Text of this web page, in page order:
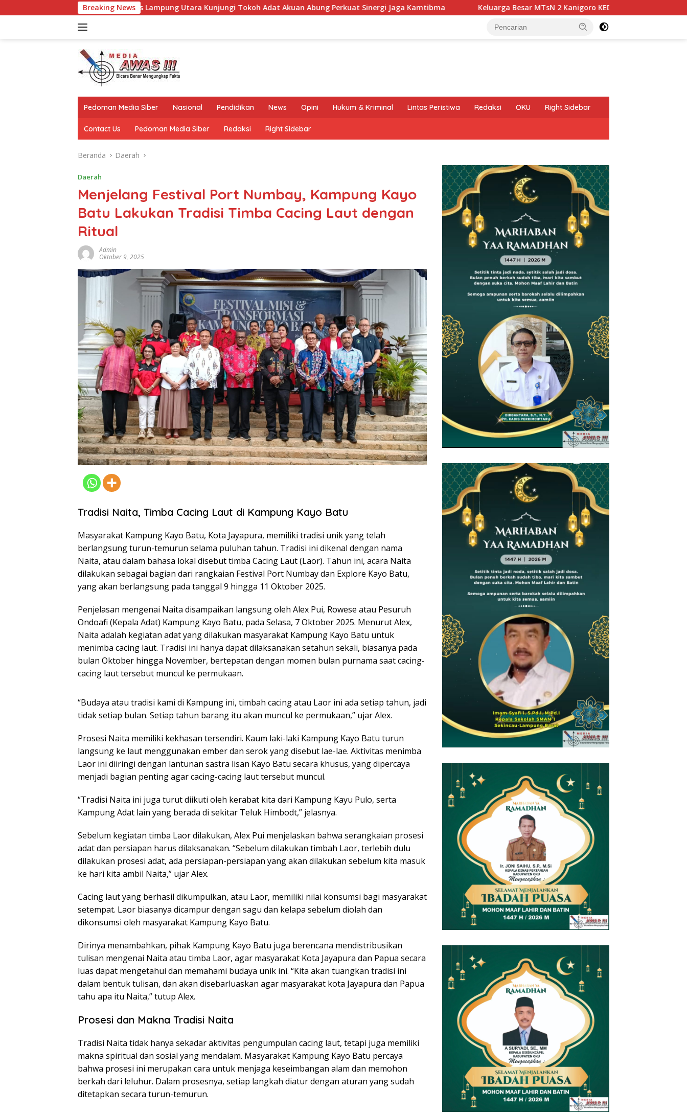
ke
Breaking News
Kapolres Lampung Utara Kunjungi Tokoh Adat Akuan Abung Perkuat Sinergi Jaga Kamtibma Keluarga Besar MTsN 2 Kanigoro KEDIRI Mengucapkan Selamat Memperingati
Pedoman Media Siber Nasional Pendidikan News Opini Hukum & Kriminal Lintas Peristiwa Redaksi OKU Right Sidebar
Contact Us Pedoman Media Siber Redaksi Right Sidebar
Beranda Daerah
Daerah
Menjelang Festival Port Numbay, Kampung Kayo
Batu Lakukan Tradisi Timba Cacing Laut dengan
Ritual
Admin
Oktober 9, 2025
Tradisi Naita, Timba Cacing Laut di Kampung Kayo Batu
Masyarakat Kampung Kayo Batu, Kota Jayapura, memiliki tradisi unik yang telah
berlangsung turun-temurun selama puluhan tahun. Tradisi ini dikenal dengan nama
Naita, atau dalam bahasa lokal disebut timba Cacing Laut (Laor). Tahun ini, acara Naita
dilakukan sebagai bagian dari rangkaian Festival Port Numbay dan Explore Kayo Batu,
yang akan berlangsung pada tanggal 9 hingga 11 Oktober 2025.
Penjelasan mengenai Naita disampaikan langsung oleh Alex Pui, Rowese atau Pesuruh
Ondoafi (Kepala Adat) Kampung Kayo Batu, pada Selasa, 7 Oktober 2025. Menurut Alex,
Naita adalah kegiatan adat yang dilakukan masyarakat Kampung Kayo Batu untuk
menimba cacing laut. Tradisi ini hanya dapat dilaksanakan setahun sekali, biasanya pada
bulan Oktober hingga November, bertepatan dengan momen bulan purnama saat cacing-
cacing laut tersebut muncul ke permukaan.
“Budaya atau tradisi kami di Kampung ini, timbah cacing atau Laor ini ada setiap tahun, jadi
tidak setiap bulan. Setiap tahun barang itu akan muncul ke permukaan,” ujar Alex.
Prosesi Naita memiliki kekhasan tersendiri. Kaum laki-laki Kampung Kayo Batu turun
langsung ke laut menggunakan ember dan serok yang disebut lae-lae. Aktivitas menimba
Laor ini diiringi dengan lantunan sastra lisan Kayo Batu secara khusus, yang dipercaya
menjadi bagian penting agar cacing-cacing laut tersebut muncul.
“Tradisi Naita ini juga turut diikuti oleh kerabat kita dari Kampung Kayu Pulo, serta
Kampung Adat lain yang berada di sekitar Teluk Himbodt,” jelasnya.
Sebelum kegiatan timba Laor dilakukan, Alex Pui menjelaskan bahwa serangkaian prosesi
adat dan persiapan harus dilaksanakan. “Sebelum dilakukan timbah Laor, terlebih dulu
dilakukan prosesi adat, ada persiapan-persiapan yang akan dilakukan sebelum kita masuk
ke hari kita ambil Naita,” ujar Alex.
Cacing laut yang berhasil dikumpulkan, atau Laor, memiliki nilai konsumsi bagi masyarakat
setempat. Laor biasanya dicampur dengan sagu dan kelapa sebelum diolah dan
dikonsumsi oleh masyarakat Kampung Kayo Batu.
Dirinya menambahkan, pihak Kampung Kayo Batu juga berencana mendistribusikan
tulisan mengenai Naita atau timba Laor, agar masyarakat Kota Jayapura dan Papua secara
luas dapat mengetahui dan memahami budaya unik ini. “Kita akan tuangkan tradisi ini
dalam bentuk tulisan, dan akan disebarluaskan agar masyarakat kota Jayapura dan Papua
tahu apa itu Naita,” tutup Alex.
Prosesi dan Makna Tradisi Naita
Tradisi Naita tidak hanya sekadar aktivitas pengumpulan cacing laut, tetapi juga memiliki
makna spiritual dan sosial yang mendalam. Masyarakat Kampung Kayo Batu percaya
bahwa prosesi ini merupakan cara untuk menjaga keseimbangan alam dan memohon
berkah dari leluhur. Dalam prosesnya, setiap langkah diatur dengan aturan yang sudah
ditetapkan secara turun-temurun.